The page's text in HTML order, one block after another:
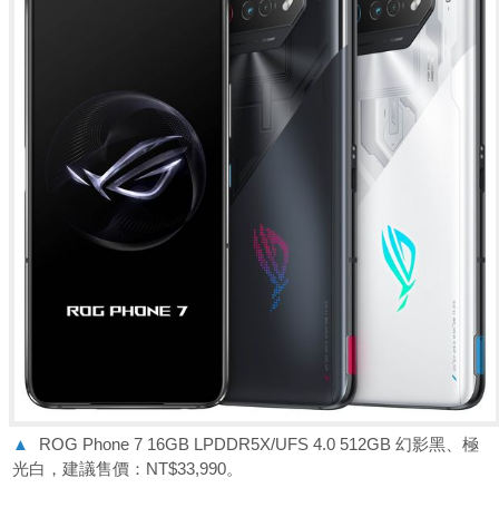
▲
ROG Phone 7 16GB LPDDR5X/UFS 4.0 512GB 幻影黑、極
光白，建議售價：NT$33,990。